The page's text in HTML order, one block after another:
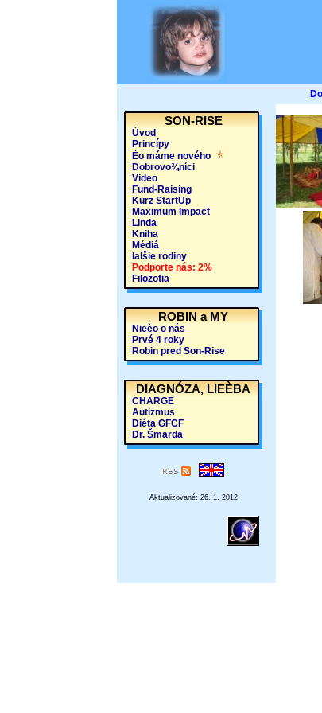
SON-RISE
Úvod
Princípy
Èo máme nového
Dobrovo¾níci
Video
Fund-Raising
Kurz StartUp
Maximum Impact
Linda
Kniha
Médiá
Ïalšie rodiny
Podporte nás: 2%
Filozofia
ROBIN a MY
Nieèo o nás
Prvé 4 roky
Robin pred Son-Rise
DIAGNÓZA, LIEÈBA
CHARGE
Autizmus
Diéta GFCF
Dr. Šmarda
Aktualizované: 26. 1. 2012